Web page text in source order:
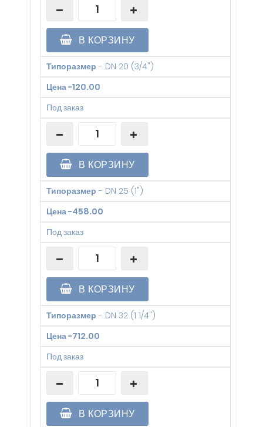
В КОРЗИНУ
Типоразмер - DN 20 (3/4")
Цена-120.00
Под заказ
В КОРЗИНУ
Типоразмер - DN 25 (1")
Цена-458.00
Под заказ
В КОРЗИНУ
Типоразмер - DN 32 (1 1/4")
Цена-712.00
Под заказ
В КОРЗИНУ